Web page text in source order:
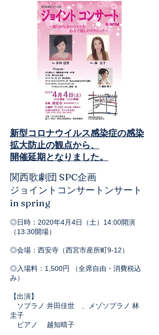
新型コロナウイルス感染症の感染
拡大防止の観点から、
開催延期となりました。
関西歌劇団 SPC企画
ジョイントコンサートンサート
in spring
◎日時：2020年4月4日（土）14:00開演
（13:30開場）
◎会場：西安寺（西宮市産所町9-12）
◎入場料：1,500円 （全席自由・消費税込
み）
【出演】
ソプラノ 井田佳世 、メゾソプラノ 林
圭子
ピアノ 越知晴子